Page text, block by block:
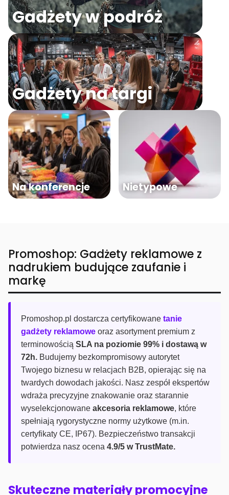
Gadżety w podróż
Gadżety na targi
Na konferencje Nietypowe
Promoshop: Gadżety reklamowe z
nadrukiem budujące zaufanie i
markę
Promoshop.pl dostarcza certyfikowane tanie
gadżety reklamowe oraz asortyment premium z
terminowością SLA na poziomie 99% i dostawą w
72h. Budujemy bezkompromisowy autorytet
Twojego biznesu w relacjach B2B, opierając się na
twardych dowodach jakości. Nasz zespół ekspertów
wdraża precyzyjne znakowanie oraz starannie
wyselekcjonowane akcesoria reklamowe, które
spełniają rygorystyczne normy użytkowe (m.in.
certyfikaty CE, IP67). Bezpieczeństwo transakcji
potwierdza nasz ocena 4.9/5 w TrustMate.
Skuteczne materiały promocyjne